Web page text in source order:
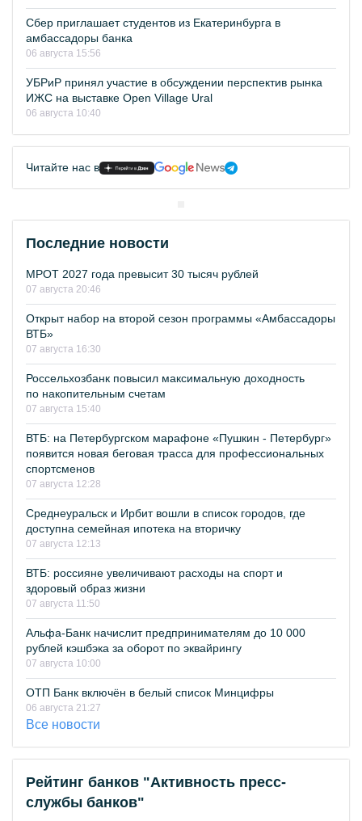
Сбер приглашает студентов из Екатеринбурга в
амбассадоры банка
06 августа 15:56
УБРиР принял участие в обсуждении перспектив рынка
ИЖС на выставке Open Village Ural
06 августа 10:40
Читайте нас в
Последние новости
МРОТ 2027 года превысит 30 тысяч рублей
07 августа 20:46
Открыт набор на второй сезон программы «Амбассадоры
ВТБ»
07 августа 16:30
Россельхозбанк повысил максимальную доходность
по накопительным счетам
07 августа 15:40
ВТБ: на Петербургском марафоне «Пушкин - Петербург»
появится новая беговая трасса для профессиональных
спортсменов
07 августа 12:28
Среднеуральск и Ирбит вошли в список городов, где
доступна семейная ипотека на вторичку
07 августа 12:13
ВТБ: россияне увеличивают расходы на спорт и
здоровый образ жизни
07 августа 11:50
Альфа-Банк начислит предпринимателям до 10 000
рублей кэшбэка за оборот по эквайрингу
07 августа 10:00
ОТП Банк включён в белый список Минцифры
06 августа 21:27
Все новости
Рейтинг банков "Активность пресс-
службы банков"